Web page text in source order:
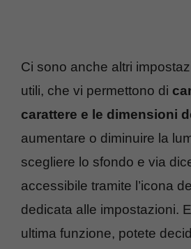
Ci sono anche altri
utili, che vi permettono di
carattere e le dimensioni
aumentare o diminuire la
scegliere lo sfondo e via
accessibile tramite l’icona
dedicata alle impostazioni.
ultima funzione, potete